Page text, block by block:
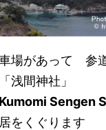
場があって 参
間神社」
Kumomi Sengen
をくぐります